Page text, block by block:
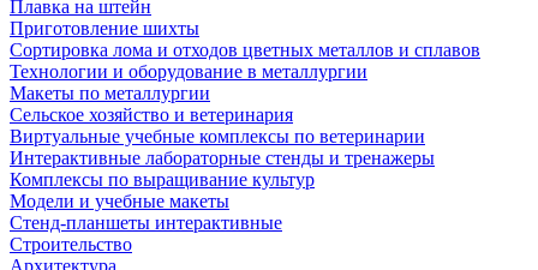
Плавка на штейн
Приготовление шихты
Сортировка лома и отходов цветных металлов и сплавов
Технологии и оборудование в металлургии
Макеты по металлургии
Сельское хозяйство и ветеринария
Виртуальные учебные комплексы по ветеринарии
Интерактивные лабораторные стенды и тренажеры
Комплексы по выращивание культур
Модели и учебные макеты
Стенд-планшеты интерактивные
Строительство
Архитектура